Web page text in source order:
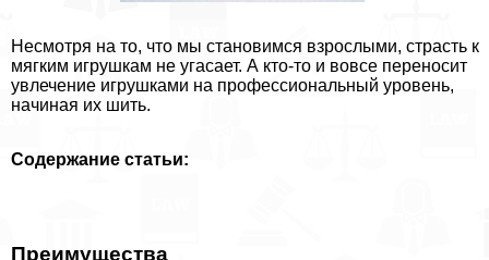
Несмотря на то, что мы становимся взрослыми, страсть к
мягким игрушкам не угасает. А кто-то и вовсе переносит
увлечение игрушками на профессиональный уровень,
начиная их шить.
Содержание статьи:
Преимущества